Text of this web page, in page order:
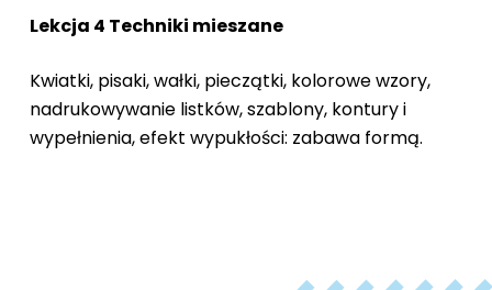
Lekcja 4 Techniki mieszane
Kwiatki, pisaki, wałki, pieczątki, kolorowe wzory,
nadrukowywanie listków, szablony, kontury i
wypełnienia, efekt wypukłości: zabawa formą.